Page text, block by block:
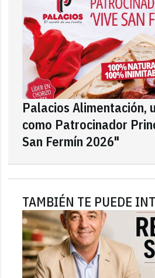
Palacios Alimentación,
como Patrocinador
San Fermín 2026"
TAMBIÉN TE PUEDE